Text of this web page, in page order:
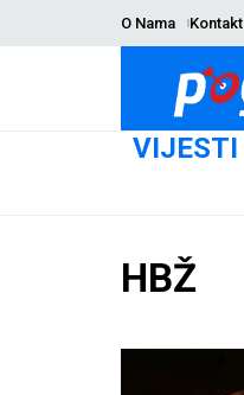
O Nama Kontakt
VIJESTI
HBŽ